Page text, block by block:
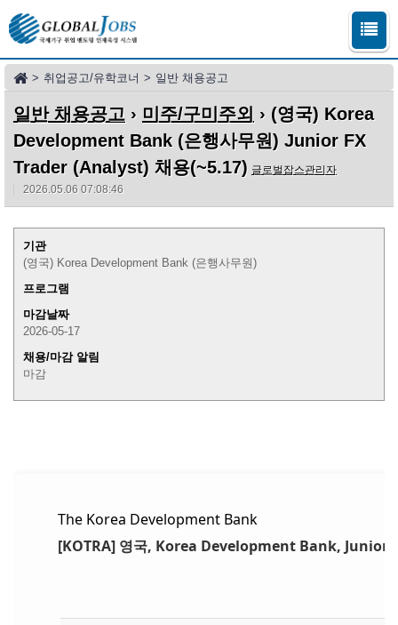
> 취업공고/유학코너 > 일반 채용공고
일반 채용공고 › 미주/구미주외 › (영국) Korea
Development Bank (은행사무원) Junior FX
Trader (Analyst) 채용(~5.17) 글로벌잡스관리자
2026.05.06 07:08:46
기관
(영국) Korea Development Bank (은행사무원)
프로그램
마감날짜
2026-05-17
채용/마감 알림
마감
The Korea Development Bank
[KOTRA] 영국, Korea Development Bank, Junior